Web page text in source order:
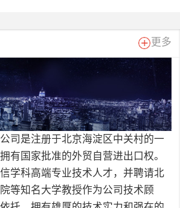
更多
司是注册于北京海淀区中关村的一
有国家批准的外贸自营进出口权。
学科高端专业技术人才，并聘请北
等知名大学教授作为公司技术顾